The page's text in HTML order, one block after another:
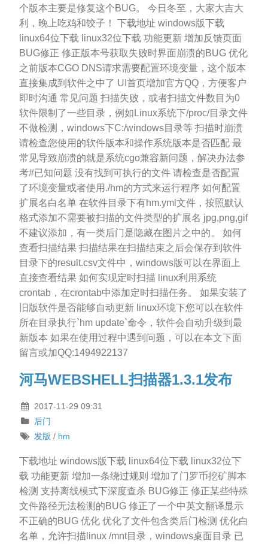
个版本主要是修复这个BUG。 今日冬至，大家大吉大
利，晚上吃鸡和饺子！ 下载地址 windows版下载
linux64位下载 linux32位下载 功能更新 增加反馈页面
BUG修正 修正版本号获取失败时界面崩溃的BUG 优化
之前版本CGO DNS请求需要配置环境变量，这个版本
直接集成到软件之中了 UI首页增加官方QQ，方便客户
即时沟通 常见问题 扫描失败，或者扫描文件数目为0
软件限制了一些目录，例如Linux系统下/proc/目录文件
不做检测，windows下C:/windows目录等 扫描时崩溃
请检查您使用的软件版本和操作系统版本是否匹配 最
常见导致崩溃的就是系统cgo兼容新问题，解决办法参
考#已知问题 没有找到可执行的文件 请检查是否配置
了环境变量或者使用./hm的方式来运行程序 如何配置
扩展名白名单 在软件目录下有hm.yml文件，按照默认
格式添加不需要被扫描的文件类型的扩展名 jpg,png,gif
不建议添加，有一类后门是隐藏在图片之中的。 如何
查看扫描结果 扫描结果在扫描结束之后会保存到软件
目录下的result.csv文件中，windows版可以在界面上
直接查看结果 如何实现定时扫描 linux利用系统
crontab，在crontab中添加定时扫描任务。 如果安装了
旧版软件是否能够自动更新 linux环境下您可以在软件
所在目录执行`hm update`命令，软件会自动升级到最
新版本 如果在使用过程中遇到问题，可以在本文下面
留言或加QQ:1494922137
河马WEBSHELL扫描器1.3.1发布
2017-11-29 09:31
后门
发版 / hm
下载地址 windows版下载 linux64位下载 linux32位下
载 功能更新 增加一条绕过规则 增加了门罗币挖矿脚本
检测 支持离线模式下深度查杀 BUG修正 修正某些特殊
文件路径无法检测的BUG 修正了一个中英文翻译显示
不正确的BUG 优化 优化了文件包含类后门检测 优化白
名单，允许扫描linux /mnt目录，windows桌面目录 已